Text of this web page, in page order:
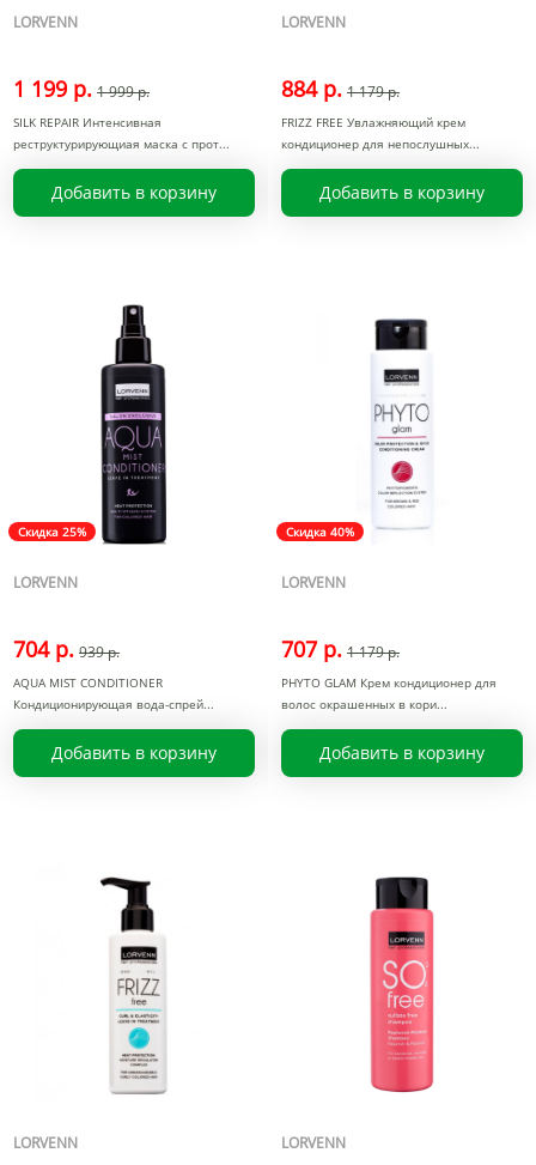
LORVENN
1 199 р. 1 999 р.
SILK REPAIR Интенсивная
реструктурирующиая маска с прот
Добавить в корзину
LORVENN
884 р. 1 179 р.
FRIZZ FREE Увлажняющий крем
кондиционер для непослушных
Добавить в корзину
Скидка 25%
LORVENN
704 р. 939 р.
AQUA MIST CONDITIONER
Кондиционирующая вода-спрей
Добавить в корзину
Скидка 40%
LORVENN
707 р. 1 179 р.
PHYTO GLAM Крем кондиционер для
волос окрашенных в кори
Добавить в корзину
LORVENN LORVENN